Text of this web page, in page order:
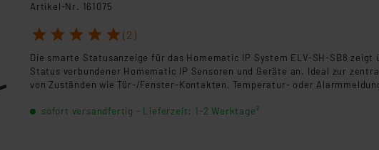
Artikel-Nr. 161075
1 2 3 4 5 (2)
Die smarte Statusanzeige für das Homematic IP System ELV-SH-SB8 zeigt
Status verbundener Homematic IP Sensoren und Geräte an. Ideal zur
von Zuständen wie Tür-/Fenster-Kontakten, Temperatur- oder
Home Installationen. Über die zugehörigen Kanaltasten lassen sich sowohl
sofort versandfertig - Lieferzeit: 1-2 Werktage²